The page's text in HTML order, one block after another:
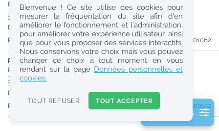
Réinitialiser
2
k
m
Consulter les offres de la France d'outre-mer
Pharmacie d'Officine|44300 Nantes
CDItemps plein
Dès que possible
Publiée il y a 45 jour(s)
#201062
PRÉPARATEUR EN PHARMACIE (H/F)
Pharmacie d'Officine 44000 Nantes
CDItemps plein
Dès que possible
Publiée il y a 56 jour(s)
#200152
2 filtre(s) actifs
Bienvenue ! Ce site utilise des cookies pour
mesurer la fréquentation du site afin d’en
améliorer le fonctionnement et l’administration,
pour améliorer votre expérience utilisateur, ainsi
que pour vous proposer des services interactifs.
Nous conservons votre choix mais vous pouvez
changer ce choix à tout moment en vous
rendant sur la page Données personnelles et
cookies.
TOUT REFUSER TOUT ACCEPTER